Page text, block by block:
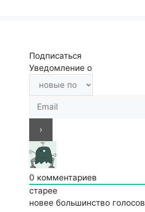
Подписаться
Уведомление о
0 комментариев
старее
новее большинство голосов